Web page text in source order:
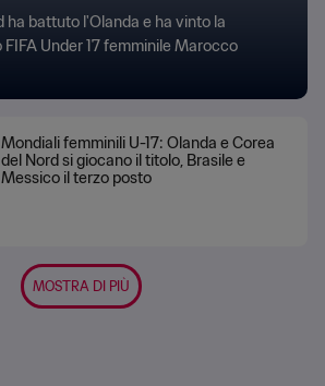
ha battuto l'Olanda e ha vinto la
Under 17 femminile Marocco
Mondiali femminili U-17: Olanda e Corea
del Nord si giocano il titolo, Brasile e
Messico il terzo posto
MOSTRA DI PIÙ